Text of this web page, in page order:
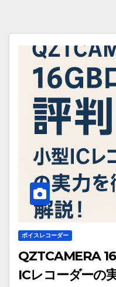
ボイスレコーダー
QZTCAMERA
ICレコーダーの